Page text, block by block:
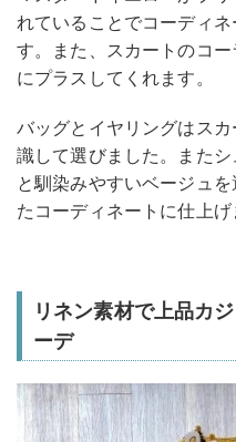
れていることでコーディ
す。また、スカートのコ
にプラスしてくれます。
バッグとイヤリングはス
識して選びました。また
と馴染みやすいベージュ
たコーディネートに仕上げ
リネン素材で上品カ
ーデ